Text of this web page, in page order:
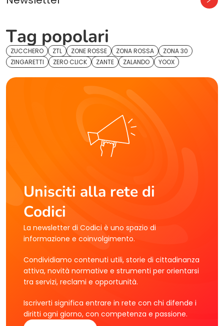
Tag popolari
ZUCCHERO ZTL ZONE ROSSE ZONA ROSSA
ZONA 30
ZINGARETTI
ZERO CLICK ZANTE ZALANDO YOOX
Unisciti alla rete di
Codici
La newsletter di Codici è uno spazio di
informazione e coinvolgimento.
Condividiamo contenuti utili, storie di cittadinanza
attiva, novità normative e strumenti per orientarsi
tra servizi, reclami e opportunità.
Iscriverti significa entrare in rete con chi difende i
diritti ogni giorno, con competenza e passione.